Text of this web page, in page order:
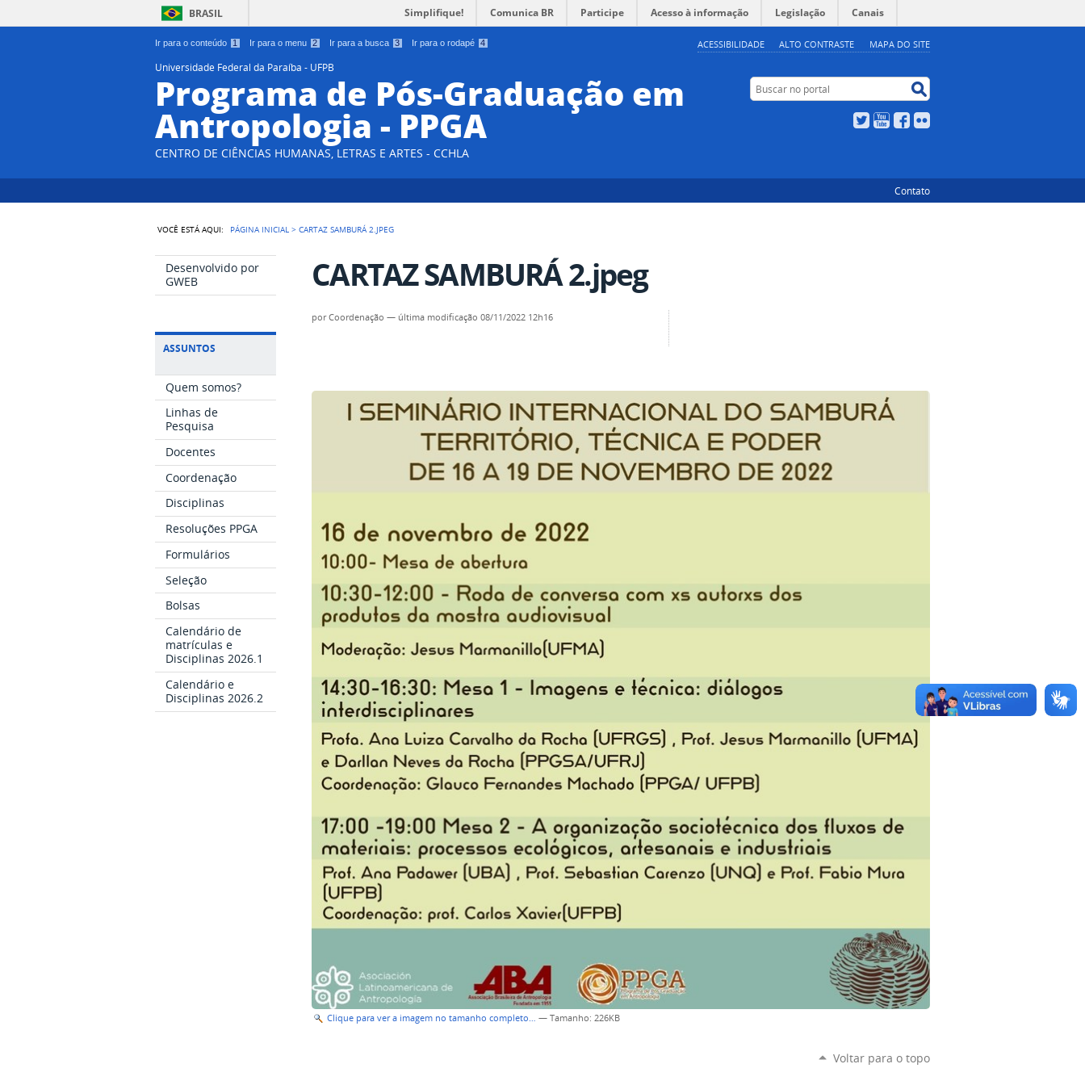
Ir para o conteúdo 1 Ir para o menu 2 Ir para a busca 3 Ir para o rodapé 4 ACESSIBILIDADE ALTO CONTRASTE MAPA DO SITE
BRASIL Simplifique! Comunica BR Participe Acesso à informação Legislação Canais
Universidade Federal da Paraíba - UFPB
Programa de Pós-Graduação em
Antropologia - PPGA
CENTRO DE CIÊNCIAS HUMANAS, LETRAS E ARTES - CCHLA
Buscar no portal
TwitterYouTubeFacebook
Contato
VOCÊ ESTÁ AQUI: PÁGINA INICIAL >CARTAZ SAMBURÁ 2.JPEG
Desenvolvido por
GWEB
ASSUNTOS
Quem somos?
Linhas de
Pesquisa
Docentes
Coordenação
Disciplinas
Resoluções PPGA
Formulários
Seleção
Bolsas
Calendário de
matrículas e
Disciplinas 2026.1
Calendário e
Disciplinas 2026.2
CARTAZ SAMBURÁ 2.jpeg
porCoordenação — última modificação 08/11/2022 12h16
Clique para ver a imagem no tamanho completo… —Tamanho: 226KB
Voltar para o topo